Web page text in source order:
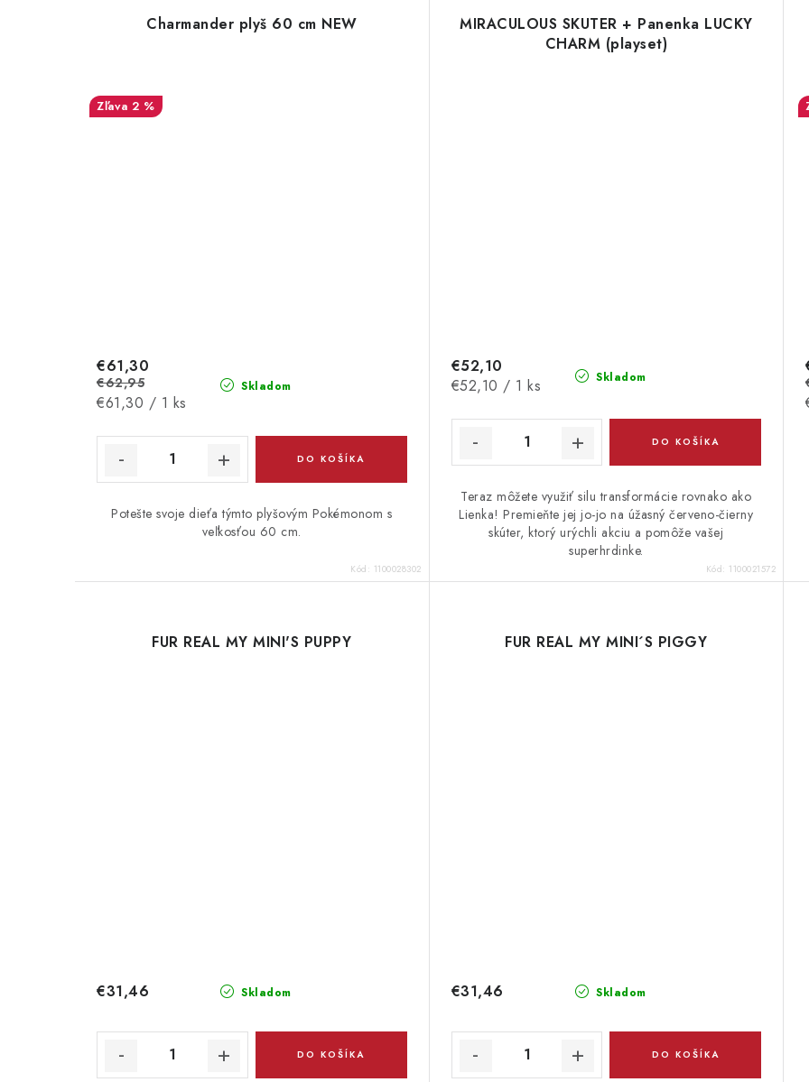
Charmander plyš 60 cm NEW
2 %
Skladom
€61,30
€62,95
Jednotková
€61,30 / 1 ks
DO KOŠÍKA
Potešte svoje dieťa týmto plyšovým Pokémonom s
veľkosťou 60 cm.
Kód: 1100028302
MIRACULOUS SKUTER + Panenka LUCKY
CHARM (playset)
Skladom
€52,10
Jednotková
€52,10 / 1 ks
DO KOŠÍKA
Teraz môžete využiť silu transformácie rovnako ako
Lienka! Premieňte jej jo-jo na úžasný červeno-čierny
skúter, ktorý urýchli akciu a pomôže vašej
superhrdinke.
Kód: 1100021572
FUR REAL MY MINI'S PUPPY
Skladom
€31,46
DO KOŠÍKA
FUR REAL MY MINI´S PIGGY
Skladom
€31,46
DO KOŠÍKA